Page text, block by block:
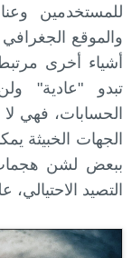
للمستخدمين
والموقع الجغرافي
أشياء أخرى
تبدو "عادية"
الحسابات، فهي
الجهات الخبيثة
ببعض لشن
التصيد